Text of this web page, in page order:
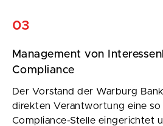
03
Management von
Compliance
Der Vorstand der Warburg
direkten Verantwortung eine so
Compliance-Stelle eingerichtet